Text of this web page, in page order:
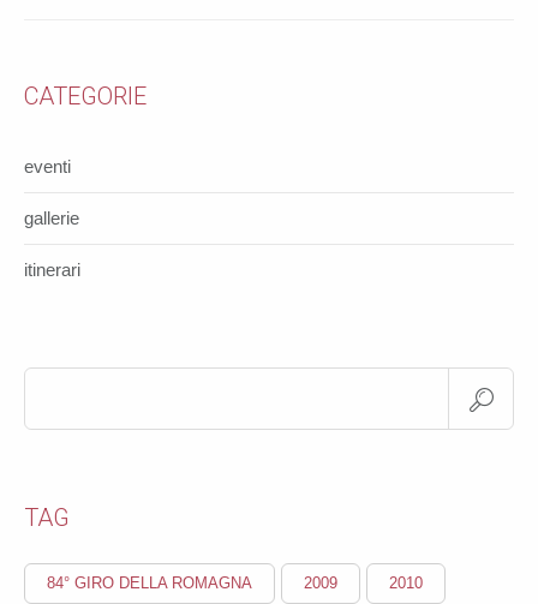
CATEGORIE
eventi
gallerie
itinerari
TAG
84° GIRO DELLA ROMAGNA 2009 2010